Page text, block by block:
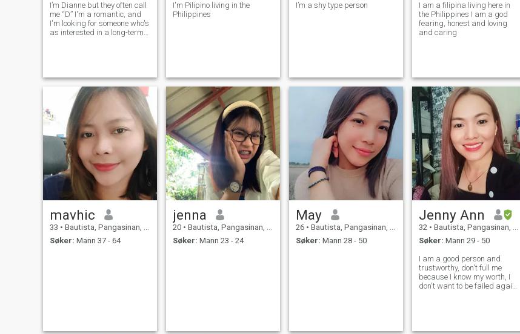
I’m Dianne but they often call
me “D” I'm a romantic, and
I'm looking for someone who's
as interested in a long-term
three older siblings, who hav
I'm Pilipino living in the
Philippines
I’m a shy type person
I am a filipina living here in
the Philippines I am a god
fearing, honest and loving
and caring
mavhic
33 • Bautista, Pangasinan, Filippinene
Søker: Mann 37 - 64
jenna
20 • Bautista, Pangasinan, Filippinene
Søker: Mann 23 - 24
May
26 • Bautista, Pangasinan, Filippinene
Søker: Mann 28 - 50
Jenny Ann
32 • Bautista, Pangasinan, Filippinene
Søker: Mann 29 - 50
I am a good person and
trustworthy, don't full me
because I know my worth, I
don't want to be failed again